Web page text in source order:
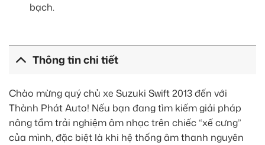
bạch.
Thông tin chi tiết
Chào mừng quý chủ xe Suzuki Swift 2013 đến với
Thành Phát Auto! Nếu bạn đang tìm kiếm giải pháp
nâng tầm trải nghiệm âm nhạc trên chiếc “xế cưng”
của mình, đặc biệt là khi hệ thống âm thanh nguyên